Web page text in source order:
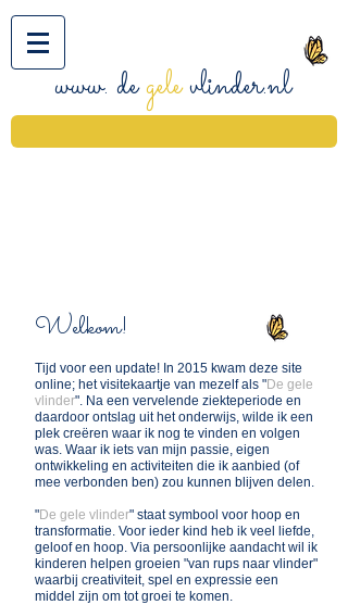
www. degelevlinder.nl
Welkom!
Tijd voor een update! In 2015 kwam deze site
online; het visitekaartje van mezelf als "De gele
vlinder". Na een vervelende ziekteperiode en
daardoor ontslag uit het onderwijs, wilde ik een
plek creëren waar ik nog te vinden en volgen
was. Waar ik iets van mijn passie, eigen
ontwikkeling en activiteiten die ik aanbied (of
mee verbonden ben) zou kunnen blijven delen.
"De gele vlinder" staat symbool voor hoop en
transformatie. Voor ieder kind heb ik veel liefde,
geloof en hoop. Via persoonlijke aandacht wil ik
kinderen helpen groeien "van rups naar vlinder"
waarbij creativiteit, spel en expressie een
middel zijn om tot groei te komen.